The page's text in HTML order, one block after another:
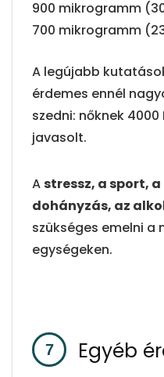
900 mikrogramm
700 mikrogramm
A legújabb
érdemes ennél
szedni: nőknek 4000
javasolt.
Astressz, a sport,
dohányzás, az
szükséges emelni a
egységeken.
Egyéb